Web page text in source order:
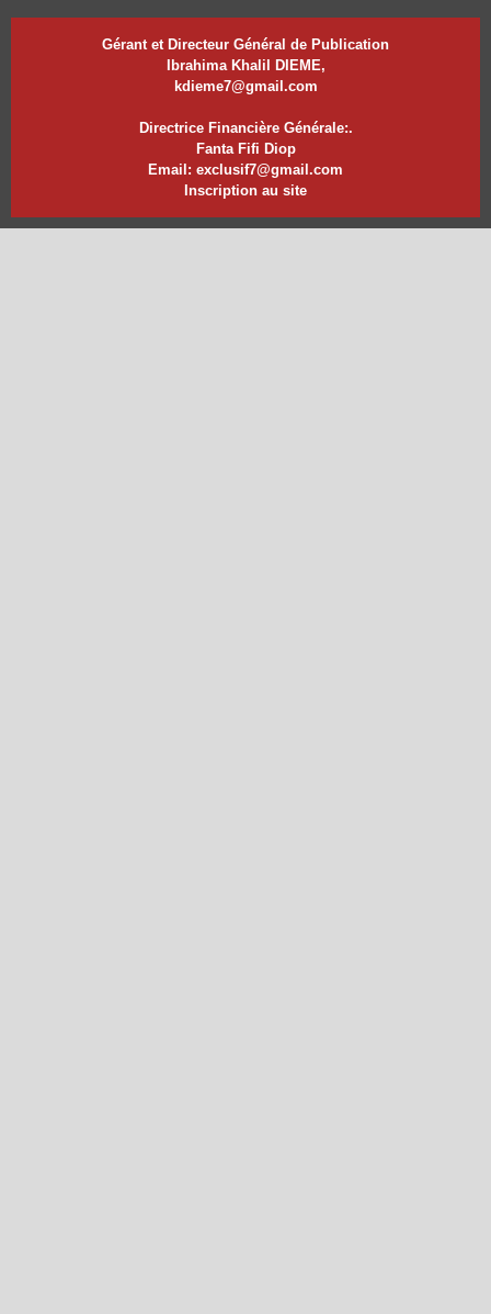
Gérant et Directeur Général de Publication
Ibrahima Khalil DIEME,
kdieme7@gmail.com
Directrice Financière Générale:.
Fanta Fifi Diop
Email: exclusif7@gmail.com
Inscription au site